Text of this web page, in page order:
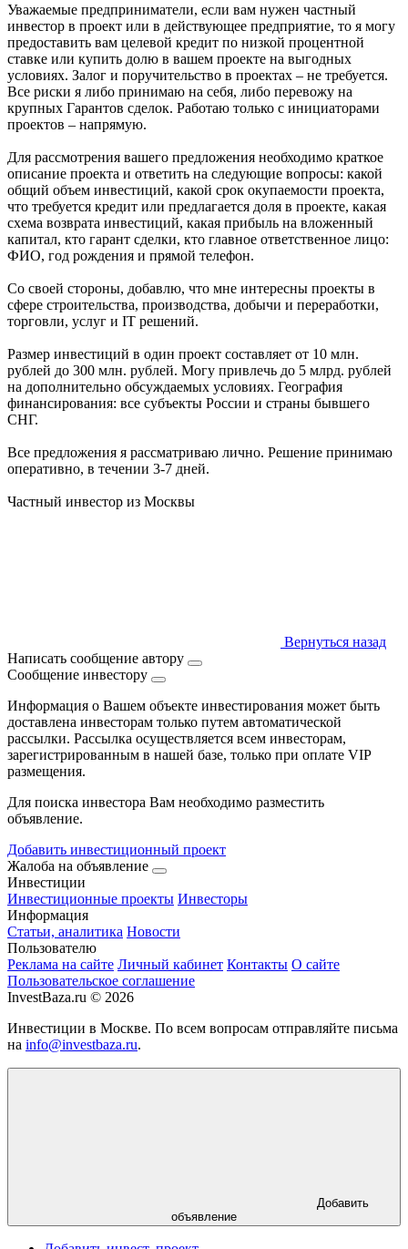
Уважаемые предприниматели, если вам нужен частный
инвестор в проект или в действующее предприятие, то я могу
предоставить вам целевой кредит по низкой процентной
ставке или купить долю в вашем проекте на выгодных
условиях. Залог и поручительство в проектах – не требуется.
Все риски я либо принимаю на себя, либо перевожу на
крупных Гарантов сделок. Работаю только с инициаторами
проектов – напрямую.
Для рассмотрения вашего предложения необходимо краткое
описание проекта и ответить на следующие вопросы: какой
общий объем инвестиций, какой срок окупаемости проекта,
что требуется кредит или предлагается доля в проекте, какая
схема возврата инвестиций, какая прибыль на вложенный
капитал, кто гарант сделки, кто главное ответственное лицо:
ФИО, год рождения и прямой телефон.
Со своей стороны, добавлю, что мне интересны проекты в
сфере строительства, производства, добычи и переработки,
торговли, услуг и IT решений.
Размер инвестиций в один проект составляет от 10 млн.
рублей до 300 млн. рублей. Могу привлечь до 5 млрд. рублей
на дополнительно обсуждаемых условиях. География
финансирования: все субъекты России и страны бывшего
СНГ.
Все предложения я рассматриваю лично. Решение принимаю
оперативно, в течении 3-7 дней.
Частный инвестор из Москвы
Вернуться назад
Написать сообщение автору
Сообщение инвестору
Информация о Вашем объекте инвестирования может быть
доставлена инвесторам только путем автоматической
рассылки. Рассылка осуществляется всем инвесторам,
зарегистрированным в нашей базе, только при оплате VIP
размещения.
Для поиска инвестора Вам необходимо разместить
объявление.
Добавить инвестиционный проект
Жалоба на объявление
Инвестиции
Инвестиционные проекты Инвесторы
Информация
Статьи, аналитика Новости
Пользователю
Реклама на сайте Личный кабинет Контакты О сайте
Пользовательское соглашение
InvestBaza.ru © 2026
Инвестиции в Москве. По всем вопросам отправляйте письма
на info@investbaza.ru.
Добавить
объявление